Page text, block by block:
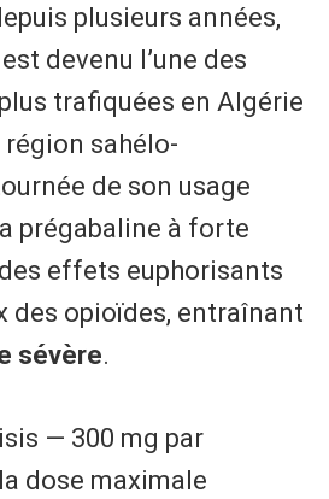
plusieurs années,
devenu l’une des
trafiquées en Algérie
sahélo-
de son usage
prégabaline à forte
effets euphorisants
des opioïdes, entraînant
sévère.
— 300 mg par
dose maximale